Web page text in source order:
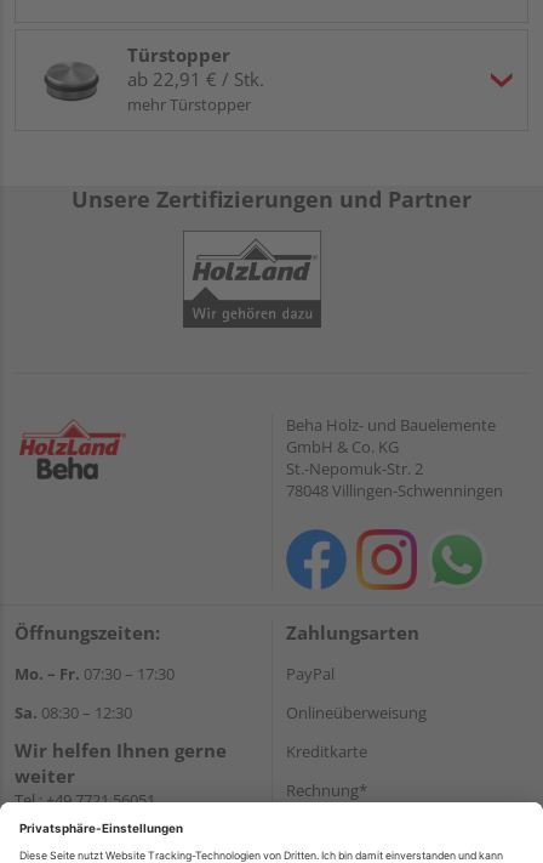
Türstopper
ab 22,91 € / Stk.
mehr Türstopper
Unsere Zertifizierungen und Partner
Beha Holz- und Bauelemente
GmbH & Co. KG
St.-Nepomuk-Str. 2
78048 Villingen-Schwenningen
Öffnungszeiten:
Mo. – Fr. 07:30 – 17:30
Sa. 08:30 – 12:30
Wir helfen Ihnen gerne
weiter
Tel.:+49 7721 56051
E-Mail:onlineshop@holzland-
Zahlungsarten
PayPal
Onlineüberweisung
Kreditkarte
Rechnung*